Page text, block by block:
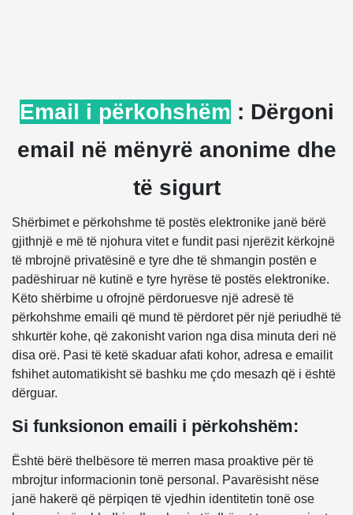
Email i përkohshëm : Dërgoni
email në mënyrë anonime dhe
të sigurt
Shërbimet e përkohshme të postës elektronike janë bërë
gjithnjë e më të njohura vitet e fundit pasi njerëzit kërkojnë
të mbrojnë privatësinë e tyre dhe të shmangin postën e
padëshiruar në kutinë e tyre hyrëse të postës elektronike.
Këto shërbime u ofrojnë përdoruesve një adresë të
përkohshme emaili që mund të përdoret për një periudhë të
shkurtër kohe, që zakonisht varion nga disa minuta deri në
disa orë. Pasi të ketë skaduar afati kohor, adresa e emailit
fshihet automatikisht së bashku me çdo mesazh që i është
dërguar.
Si funksionon emaili i përkohshëm:
Është bërë thelbësore të merren masa proaktive për të
mbrojtur informacionin tonë personal. Pavarësisht nëse
janë hakerë që përpiqen të vjedhin identitetin tonë ose